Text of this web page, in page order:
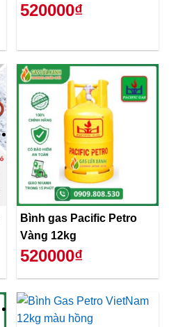
520000₫
Bình gas Pacific Petro
Vàng 12kg
520000₫